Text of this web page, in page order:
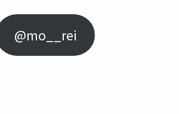
@mo__rei